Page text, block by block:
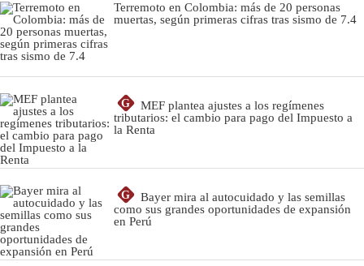
Terremoto en Colombia: más de 20 personas
muertas, según primeras cifras tras sismo de 7.4
G
MEF plantea ajustes a los regímenes
tributarios: el cambio para pago del Impuesto a
la Renta
G
Bayer mira al autocuidado y las semillas
como sus grandes oportunidades de expansión
en Perú